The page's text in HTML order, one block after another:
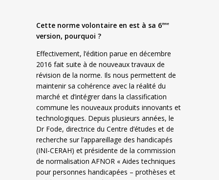
Cette norme volontaire en est à sa 6ème
version, pourquoi ?
Effectivement, l’édition parue en décembre
2016 fait suite à de nouveaux travaux de
révision de la norme. Ils nous permettent de
maintenir sa cohérence avec la réalité du
marché et d’intégrer dans la classification
commune les nouveaux produits innovants et
technologiques. Depuis plusieurs années, le
Dr Fode, directrice du Centre d’études et de
recherche sur l’appareillage des handicapés
(INI-CERAH) et présidente de la commission
de normalisation AFNOR « Aides techniques
pour personnes handicapées – prothèses et